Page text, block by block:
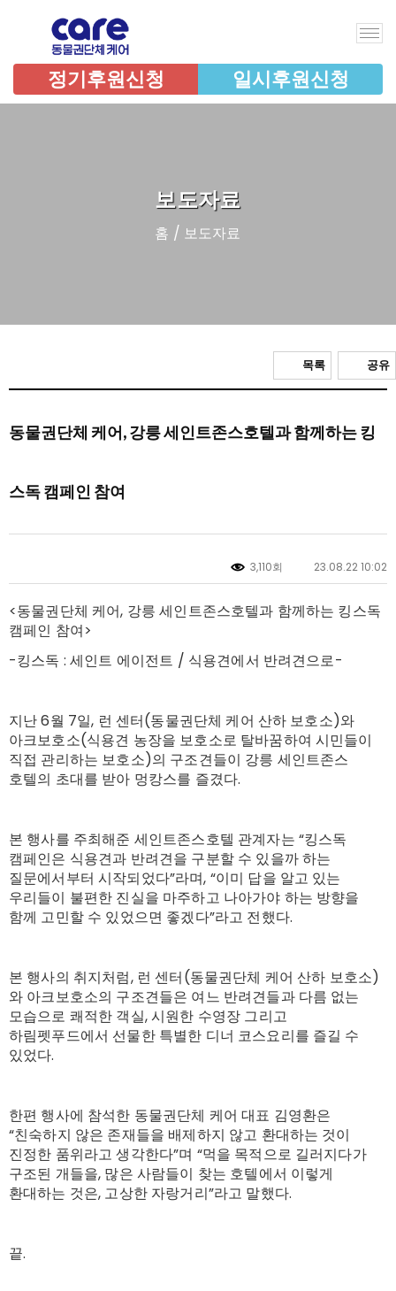
정기후원신청 일시후원신청
보도자료
홈 / 보도자료
공유
목록
동물권단체 케어, 강릉 세인트존스호텔과 함께하는 킹
스독 캠페인 참여
3,110회 23.08.22 10:02
<동물권단체 케어, 강릉 세인트존스호텔과 함께하는 킹스독
캠페인 참여>
-킹스독 : 세인트 에이전트 / 식용견에서 반려견으로-
지난 6월 7일, 런 센터(동물권단체 케어 산하 보호소)와
아크보호소(식용견 농장을 보호소로 탈바꿈하여 시민들이
직접 관리하는 보호소)의 구조견들이 강릉 세인트존스
호텔의 초대를 받아 멍캉스를 즐겼다.
본 행사를 주최해준 세인트존스호텔 관계자는 “킹스독
캠페인은 식용견과 반려견을 구분할 수 있을까 하는
질문에서부터 시작되었다”라며, “이미 답을 알고 있는
우리들이 불편한 진실을 마주하고 나아가야 하는 방향을
함께 고민할 수 있었으면 좋겠다”라고 전했다.
본 행사의 취지처럼, 런 센터(동물권단체 케어 산하 보호소)
와 아크보호소의 구조견들은 여느 반려견들과 다름 없는
모습으로 쾌적한 객실, 시원한 수영장 그리고
하림펫푸드에서 선물한 특별한 디너 코스요리를 즐길 수
있었다.
한편 행사에 참석한 동물권단체 케어 대표 김영환은
“친숙하지 않은 존재들을 배제하지 않고 환대하는 것이
진정한 품위라고 생각한다”며 “먹을 목적으로 길러지다가
구조된 개들을, 많은 사람들이 찾는 호텔에서 이렇게
환대하는 것은, 고상한 자랑거리”라고 말했다.
끝.